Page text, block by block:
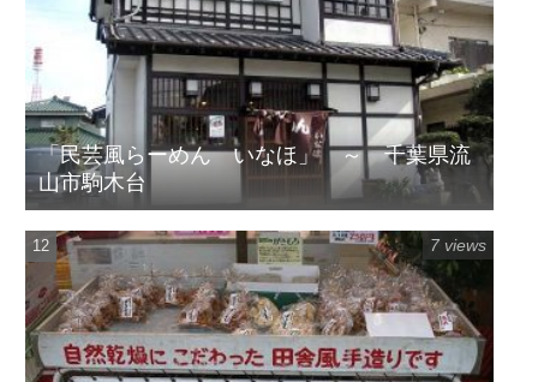
「民芸風らーめん いなほ」 ～ 千葉県流
山市駒木台
7 views